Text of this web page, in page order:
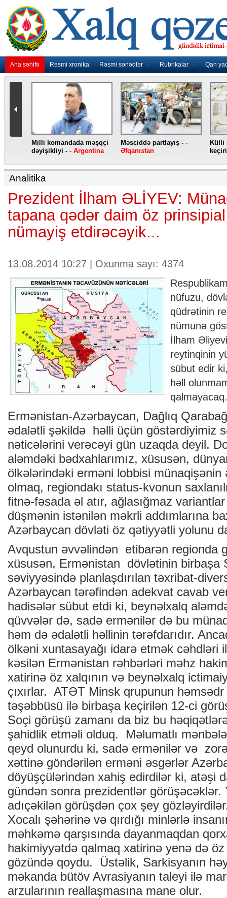
Ana səhifə Rəsmi xronika Rəsmi sənədlər Rubrikalar Qan
Milli komandada məşqçi
dəyişikliyi - - Argentina
Məsciddə partlayış - -
Əfqanıstan
Külli
Analitika
Prezident İlham ƏLİYEV:
tapana qədər daim öz
nümayiş etdirəcəyik...
13.08.2014 10:27 | Oxunma sayı: 4374
nüfuzu,
qüdrətinin
nümunə
İlham
reytinqinin
sübut edir
həll
Ermənistan-Azərbaycan, Dağlıq
ədalətli şəkildə həlli üçün göstərdiyimiz
nəticələrini verəcəyi gün uzaqda deyil.
aləmdəki bədxahlarımız, xüsusən,
ölkələrindəki erməni lobbisi münaqişənin
olmaq, regiondakı status-kvonun
fitnə-fəsada əl atır, ağlasığmaz
düşmənin istənilən məkrli addımlarına
Azərbaycan dövləti öz qətiyyətli yolunu
Avqustun əvvəlindən etibarən regionda
xüsusən, Ermənistan dövlətinin birbaşa
səviyyəsində planlaşdırılan təxribat-
Azərbaycan tərəfindən adekvat cavab
hadisələr sübut etdi ki, beynəlxalq
qüvvələr də, sadə ermənilər də bu
həm də ədalətli həllinin tərəfdarıdır.
ölkəni xuntasayağı idarə etmək cəhdləri
kəsilən Ermənistan rəhbərləri məhz
xatirinə öz xalqının və beynəlxalq
çıxırlar. ATƏT Minsk qrupunun
təşəbbüsü ilə birbaşa keçirilən 12-ci
Soçi görüşü zamanı da biz bu
şahidlik etməli olduq. Məlumatlı
qeyd olunurdu ki, sadə ermənilər və
xəttinə göndərilən erməni əsgərlər
döyüşçülərindən xahiş edirdilər ki, atəşi
gündən sonra prezidentlər görüşəcəklər.
adıçəkilən görüşdən çox şey
Xocalı şəhərinə və qırdığı minlərlə
məhkəmə qarşısında dayanmaqdan
hakimiyyətdə qalmaq xatirinə yenə də öz
gözündə qoydu. Üstəlik, Sarkisyanın
məkanda bütöv Avrasiyanın taleyi ilə
arzularının reallaşmasına mane olur.